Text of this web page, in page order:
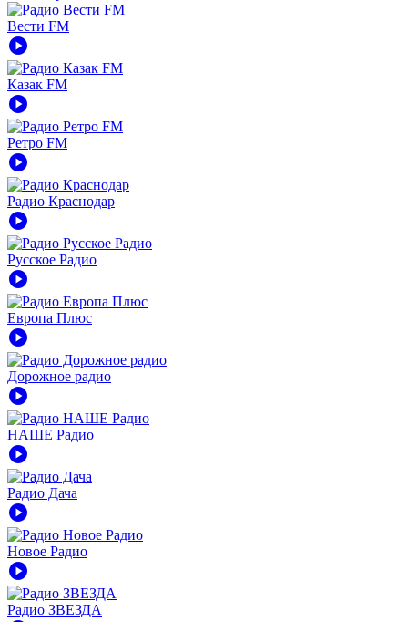
Вести FM
play_circle
Казак FM
play_circle
Ретро FM
play_circle
Радио Краснодар
play_circle
Русское Радио
play_circle
Европа Плюс
play_circle
Дорожное радио
play_circle
НАШЕ Радио
play_circle
Радио Дача
play_circle
Новое Радио
play_circle
Радио ЗВЕЗДА